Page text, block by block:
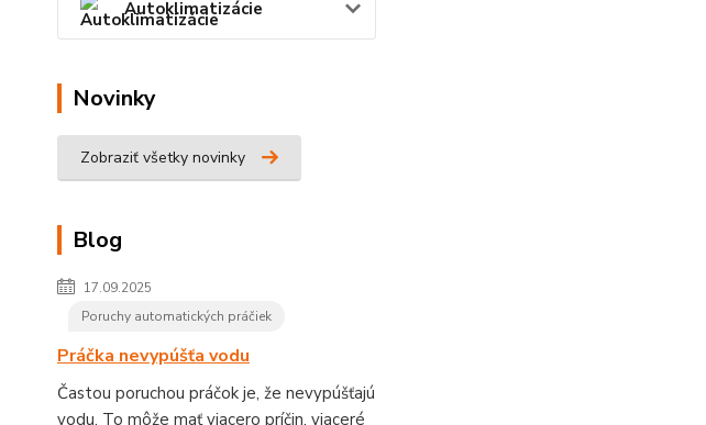
Autoklimatizácie
Novinky
Zobraziť všetky novinky
Blog
17.09.2025
Poruchy automatických práčiek
Práčka nevypúšťa vodu
Častou poruchou práčok je, že nevypúšťajú
vodu. To môže mať viacero príčin, viaceré